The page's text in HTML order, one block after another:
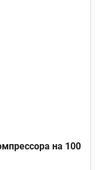
на 100